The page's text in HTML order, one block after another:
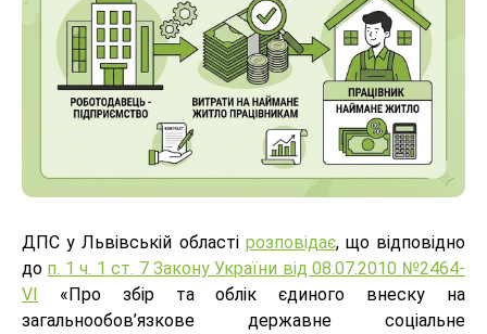
ДПС у Львівській області розповідає, що відповідно
до п. 1 ч. 1 ст. 7 Закону України від 08.07.2010 №2464-
VI «Про збір та облік єдиного внеску на
загальнообов’язкове державне соціальне